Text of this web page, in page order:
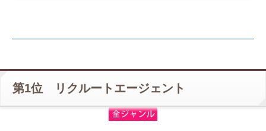
第1位 リクルートエージェント